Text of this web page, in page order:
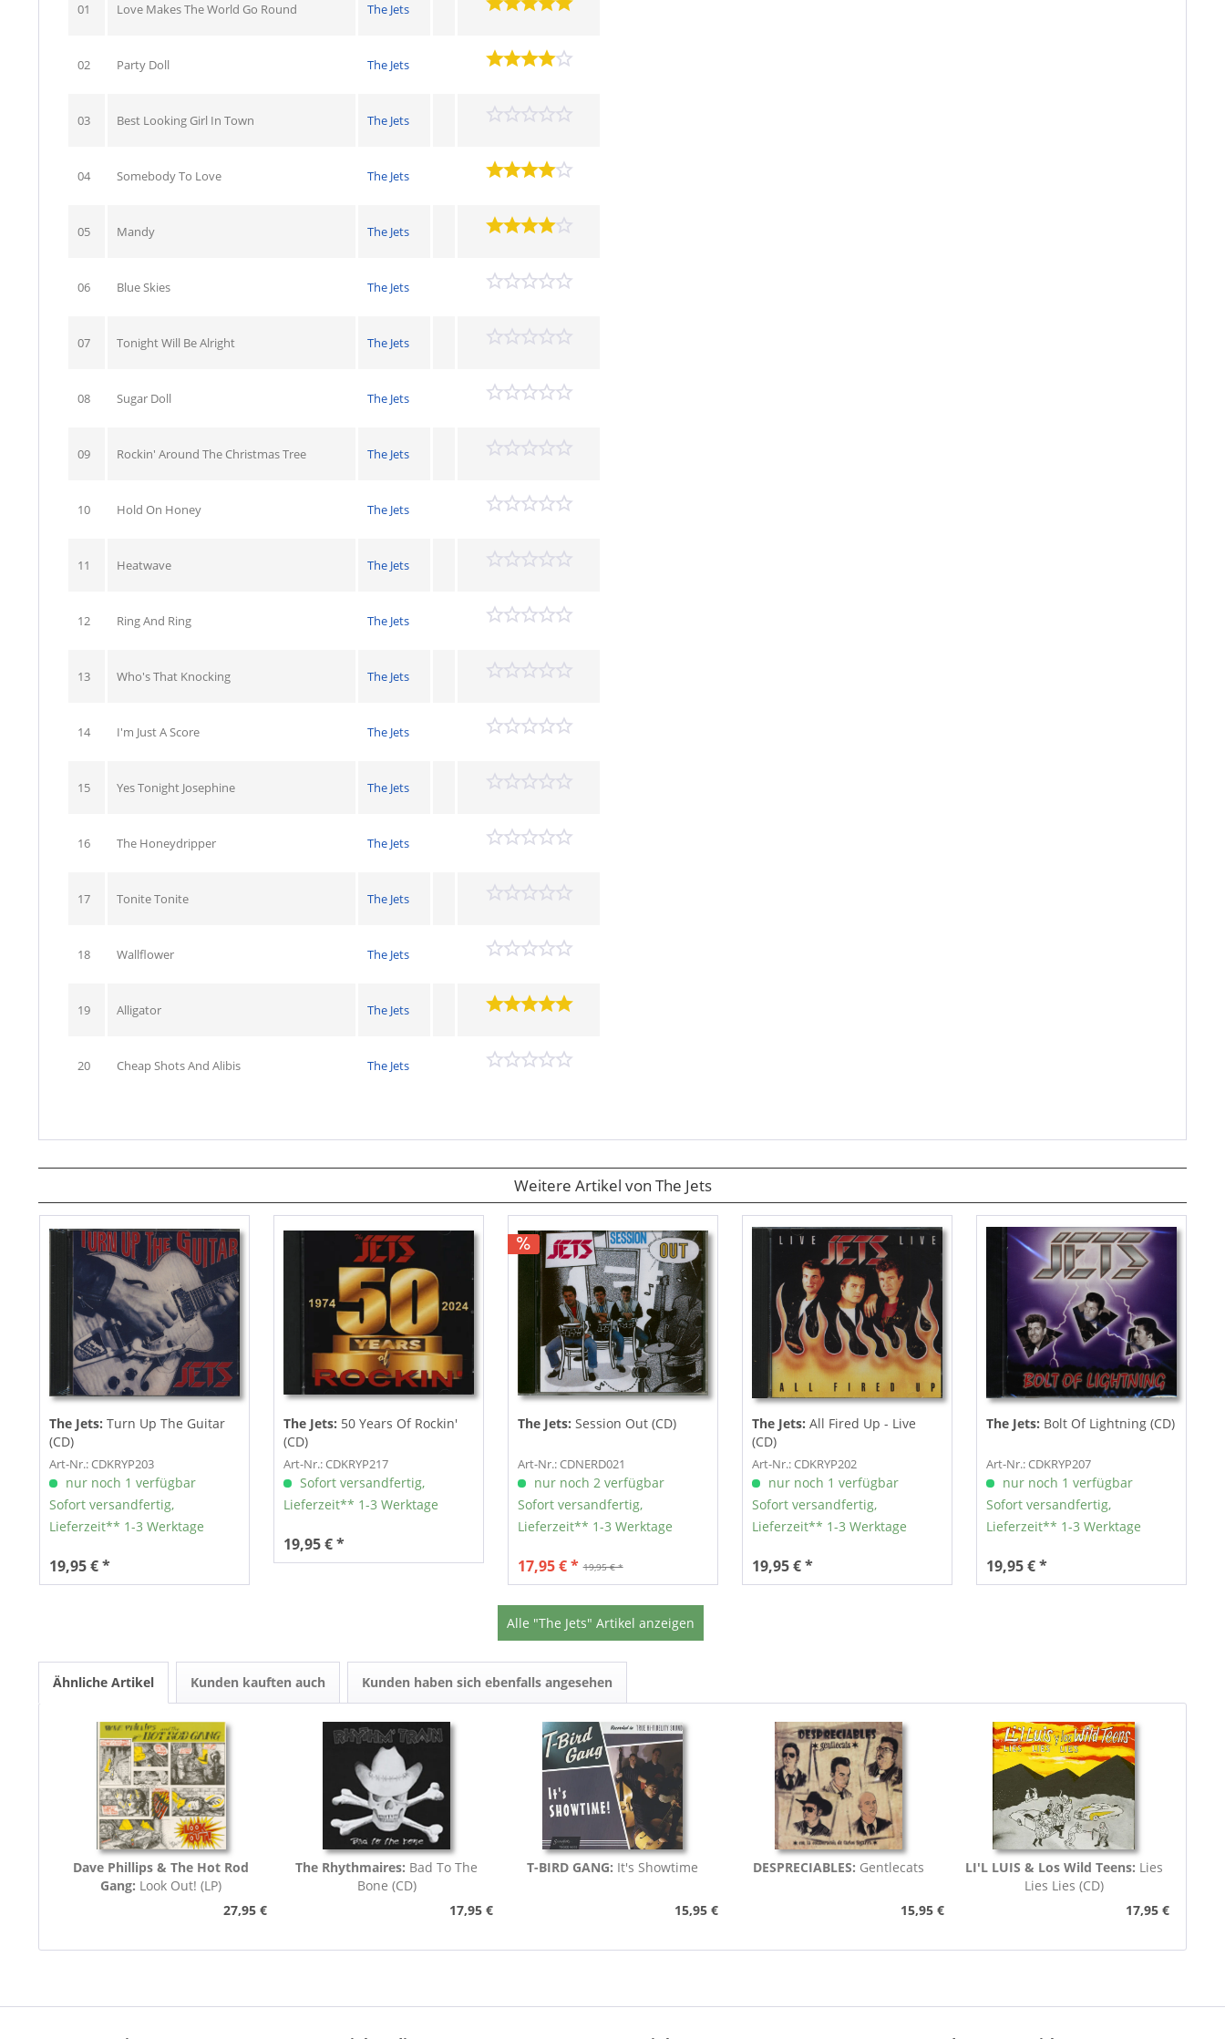
01 Love Makes The World Go Round The Jets
02 Party Doll The Jets
03 Best Looking Girl In Town The Jets
04 Somebody To Love The Jets
05 Mandy The Jets
06 Blue Skies The Jets
07 Tonight Will Be Alright The Jets
08 Sugar Doll The Jets
09 Rockin' Around The Christmas Tree The Jets
10 Hold On Honey The Jets
11 Heatwave The Jets
12 Ring And Ring The Jets
13 Who's That Knocking The Jets
14 I'm Just A Score The Jets
15 Yes Tonight Josephine The Jets
16 The Honeydripper The Jets
17 Tonite Tonite The Jets
18 Wallflower The Jets
19 Alligator The Jets
20 Cheap Shots And Alibis The Jets
Weitere Artikel von The Jets
The Jets: Turn Up The Guitar
(CD)
Art-Nr.: CDKRYP203
nur noch 1 verfügbar
Sofort versandfertig,
Lieferzeit** 1-3 Werktage
19,95 € *
The Jets: 50 Years Of Rockin'
(CD)
Art-Nr.: CDKRYP217
Sofort versandfertig,
Lieferzeit** 1-3 Werktage
19,95 € *
The Jets: Session Out (CD)
Art-Nr.: CDNERD021
nur noch 2 verfügbar
Sofort versandfertig,
Lieferzeit** 1-3 Werktage
19,95 € *
17,95 € *
The Jets: All Fired Up - Live
(CD)
Art-Nr.: CDKRYP202
nur noch 1 verfügbar
Sofort versandfertig,
Lieferzeit** 1-3 Werktage
19,95 € *
The Jets: Bolt Of Lightning (CD)
Art-Nr.: CDKRYP207
nur noch 1 verfügbar
Sofort versandfertig,
Lieferzeit** 1-3 Werktage
19,95 € *
Alle "The Jets" Artikel anzeigen
Ähnliche Artikel Kunden kauften auch Kunden haben sich ebenfalls angesehen
Dave Phillips & The Hot Rod
Gang: Look Out! (LP)
27,95 €
The Rhythmaires: Bad To The
Bone (CD)
17,95 €
T-BIRD GANG: It's Showtime
15,95 €
DESPRECIABLES: Gentlecats
15,95 €
LI'L LUIS & Los Wild Teens: Lies
Lies Lies (CD)
17,95 €